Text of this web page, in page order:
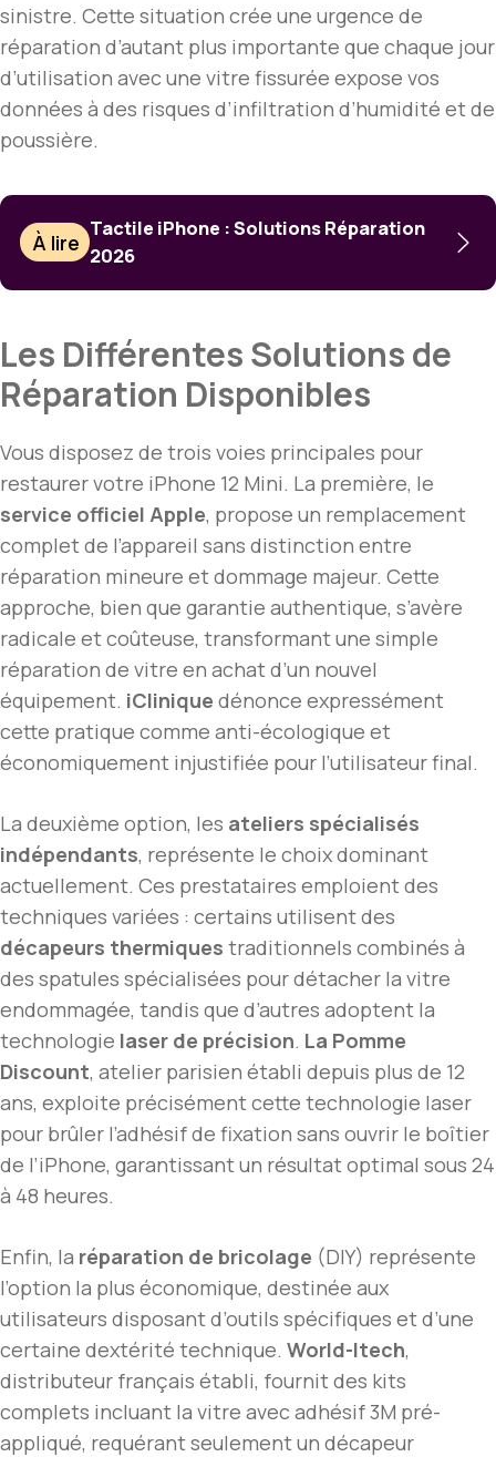
sinistre. Cette situation crée une urgence de
réparation d’autant plus importante que chaque jour
d’utilisation avec une vitre fissurée expose vos
données à des risques d’infiltration d’humidité et de
poussière.
À lire
Tactile iPhone : Solutions Réparation
2026
Les Différentes Solutions de
Réparation Disponibles
Vous disposez de trois voies principales pour
restaurer votre iPhone 12 Mini. La première, le
service officiel Apple, propose un remplacement
complet de l’appareil sans distinction entre
réparation mineure et dommage majeur. Cette
approche, bien que garantie authentique, s’avère
radicale et coûteuse, transformant une simple
réparation de vitre en achat d’un nouvel
équipement. iClinique dénonce expressément
cette pratique comme anti-écologique et
économiquement injustifiée pour l’utilisateur final.
La deuxième option, les ateliers spécialisés
indépendants, représente le choix dominant
actuellement. Ces prestataires emploient des
techniques variées : certains utilisent des
décapeurs thermiques traditionnels combinés à
des spatules spécialisées pour détacher la vitre
endommagée, tandis que d’autres adoptent la
technologie laser de précision. La Pomme
Discount, atelier parisien établi depuis plus de 12
ans, exploite précisément cette technologie laser
pour brûler l’adhésif de fixation sans ouvrir le boîtier
de l’iPhone, garantissant un résultat optimal sous 24
à 48 heures.
Enfin, la réparation de bricolage (DIY) représente
l’option la plus économique, destinée aux
utilisateurs disposant d’outils spécifiques et d’une
certaine dextérité technique. World-Itech,
distributeur français établi, fournit des kits
complets incluant la vitre avec adhésif 3M pré-
appliqué, requérant seulement un décapeur